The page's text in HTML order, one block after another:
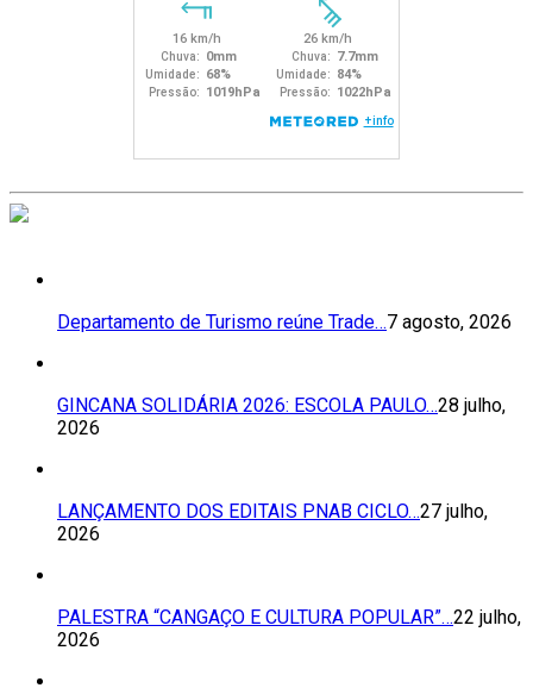
Departamento de Turismo reúne Trade…7 agosto, 2026
GINCANA SOLIDÁRIA 2026: ESCOLA PAULO…28 julho,
2026
LANÇAMENTO DOS EDITAIS PNAB CICLO…27 julho,
2026
PALESTRA “CANGAÇO E CULTURA POPULAR”…22 julho,
2026